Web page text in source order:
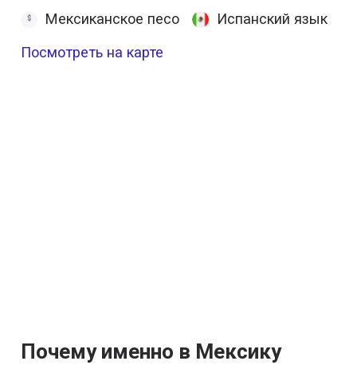
Мексиканское песо
Испанский язык
Посмотреть на карте
Почему именно в Мексику